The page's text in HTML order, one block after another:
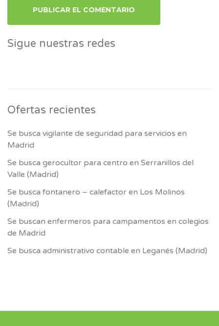
Sigue nuestras redes
Ofertas recientes
Se busca vigilante de seguridad para servicios en
Madrid
Se busca gerocultor para centro en Serranillos del
Valle (Madrid)
Se busca fontanero – calefactor en Los Molinos
(Madrid)
Se buscan enfermeros para campamentos en colegios
de Madrid
Se busca administrativo contable en Leganés (Madrid)